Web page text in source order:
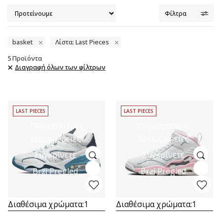
Φίλτρα
basket
Λίστα: Last Pieces
5Προϊόντα
Διαγραφή όλων των φίλτρων
Περισσότερες
λεπτομέρειες
Συγκρίνετε
Brzi Pregled
LAST PIECES
Διαθέσιμα χρώματα:1
λεπτομέρειες
Συγκρίνετε
Brzi Pregled
LAST PIECES
Διαθέσιμα χρώματα:1